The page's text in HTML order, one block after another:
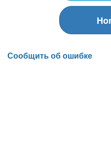
Сообщить об ошибке